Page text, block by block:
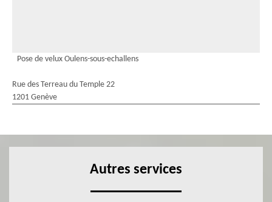
Pose de velux Oulens-sous-echallens
Rue des Terreau du Temple 22
1201 Genève
Autres services